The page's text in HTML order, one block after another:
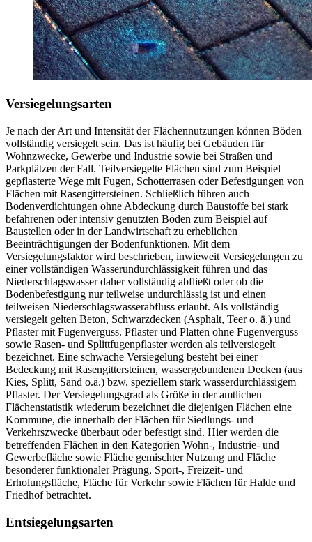
Versiegelungsarten
Je nach der Art und Intensität der Flächennutzungen können Böden
vollständig versiegelt sein. Das ist häufig bei Gebäuden für
Wohnzwecke, Gewerbe und Industrie sowie bei Straßen und
Parkplätzen der Fall. Teilversiegelte Flächen sind zum Beispiel
gepflasterte Wege mit Fugen, Schotterrasen oder Befestigungen von
Flächen mit Rasengittersteinen. Schließlich führen auch
Bodenverdichtungen ohne Abdeckung durch Baustoffe bei stark
befahrenen oder intensiv genutzten Böden zum Beispiel auf
Baustellen oder in der Landwirtschaft zu erheblichen
Beeinträchtigungen der Bodenfunktionen. Mit dem
Versiegelungsfaktor wird beschrieben, inwieweit Versiegelungen zu
einer vollständigen Wasserundurchlässigkeit führen und das
Niederschlagswasser daher vollständig abfließt oder ob die
Bodenbefestigung nur teilweise undurchlässig ist und einen
teilweisen Niederschlagswasserabfluss erlaubt. Als vollständig
versiegelt gelten Beton, Schwarzdecken (Asphalt, Teer o. ä.) und
Pflaster mit Fugenverguss. Pflaster und Platten ohne Fugenverguss
sowie Rasen- und Splittfugenpflaster werden als teilversiegelt
bezeichnet. Eine schwache Versiegelung besteht bei einer
Bedeckung mit Rasengittersteinen, wassergebundenen Decken (aus
Kies, Splitt, Sand o.ä.) bzw. speziellem stark wasserdurchlässigem
Pflaster. Der Versiegelungsgrad als Größe in der amtlichen
Flächenstatistik wiederum bezeichnet die diejenigen Flächen eine
Kommune, die innerhalb der Flächen für Siedlungs- und
Verkehrszwecke überbaut oder befestigt sind. Hier werden die
betreffenden Flächen in den Kategorien Wohn-, Industrie- und
Gewerbefläche sowie Fläche gemischter Nutzung und Fläche
besonderer funktionaler Prägung, Sport-, Freizeit- und
Erholungsfläche, Fläche für Verkehr sowie Flächen für Halde und
Friedhof betrachtet.
Entsiegelungsarten